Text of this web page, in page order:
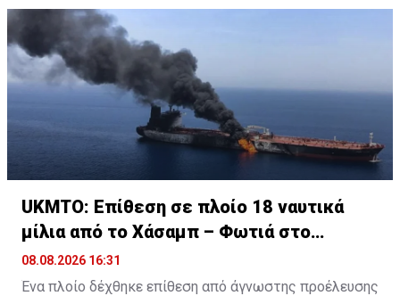
UKMTO: Επίθεση σε πλοίο 18 ναυτικά
μίλια από το Χάσαμπ – Φωτιά στο
σκάφος
08.08.2026 16:31
Ένα πλοίο δέχθηκε επίθεση από άγνωστης προέλευσης